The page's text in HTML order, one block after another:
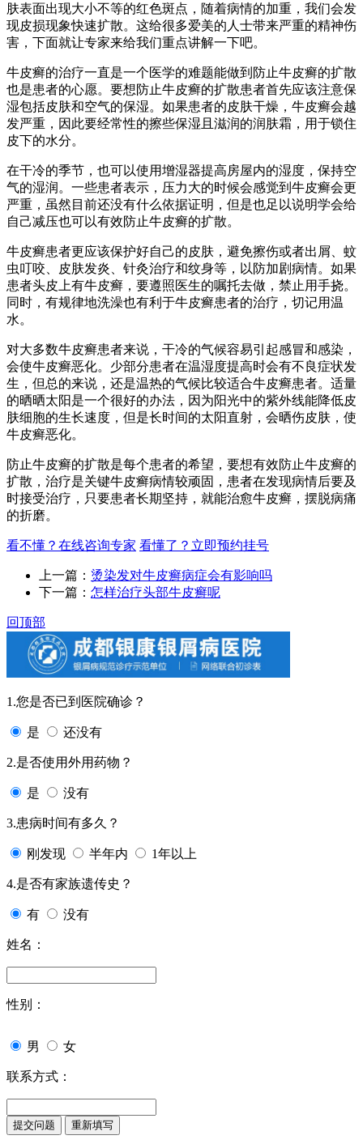
肤表面出现大小不等的红色斑点，随着病情的加重，我们会发
现皮损现象快速扩散。这给很多爱美的人士带来严重的精神伤
害，下面就让专家来给我们重点讲解一下吧。
牛皮癣的治疗一直是一个医学的难题能做到防止牛皮癣的扩散
也是患者的心愿。要想防止牛皮癣的扩散患者首先应该注意保
湿包括皮肤和空气的保湿。如果患者的皮肤干燥，牛皮癣会越
发严重，因此要经常性的擦些保湿且滋润的润肤霜，用于锁住
皮下的水分。
在干冷的季节，也可以使用增湿器提高房屋内的湿度，保持空
气的湿润。一些患者表示，压力大的时候会感觉到牛皮癣会更
严重，虽然目前还没有什么依据证明，但是也足以说明学会给
自己减压也可以有效防止牛皮癣的扩散。
牛皮癣患者更应该保护好自己的皮肤，避免擦伤或者出屑、蚊
虫叮咬、皮肤发炎、针灸治疗和纹身等，以防加剧病情。如果
患者头皮上有牛皮癣，要遵照医生的嘱托去做，禁止用手挠。
同时，有规律地洗澡也有利于牛皮癣患者的治疗，切记用温
水。
对大多数牛皮癣患者来说，干冷的气候容易引起感冒和感染，
会使牛皮癣恶化。少部分患者在温湿度提高时会有不良症状发
生，但总的来说，还是温热的气候比较适合牛皮癣患者。适量
的晒晒太阳是一个很好的办法，因为阳光中的紫外线能降低皮
肤细胞的生长速度，但是长时间的太阳直射，会晒伤皮肤，使
牛皮癣恶化。
防止牛皮癣的扩散是每个患者的希望，要想有效防止牛皮癣的
扩散，治疗是关键牛皮癣病情较顽固，患者在发现病情后要及
时接受治疗，只要患者长期坚持，就能治愈牛皮癣，摆脱病痛
的折磨。
看不懂？在线咨询专家 看懂了？立即预约挂号
上一篇： 烫染发对牛皮癣病症会有影响吗
下一篇： 怎样治疗头部牛皮癣呢
回顶部
1.您是否已到医院确诊？
是 还没有
2.是否使用外用药物？
是 没有
3.患病时间有多久？
刚发现 半年内 1年以上
4.是否有家族遗传史？
有 没有
姓名：
性别：
男 女
联系方式：